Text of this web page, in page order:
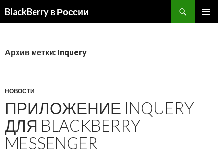
BlackBerry в России
Архив метки: Inquery
НОВОСТИ
ПРИЛОЖЕНИЕ INQUERY
ДЛЯ BLACKBERRY
MESSENGER